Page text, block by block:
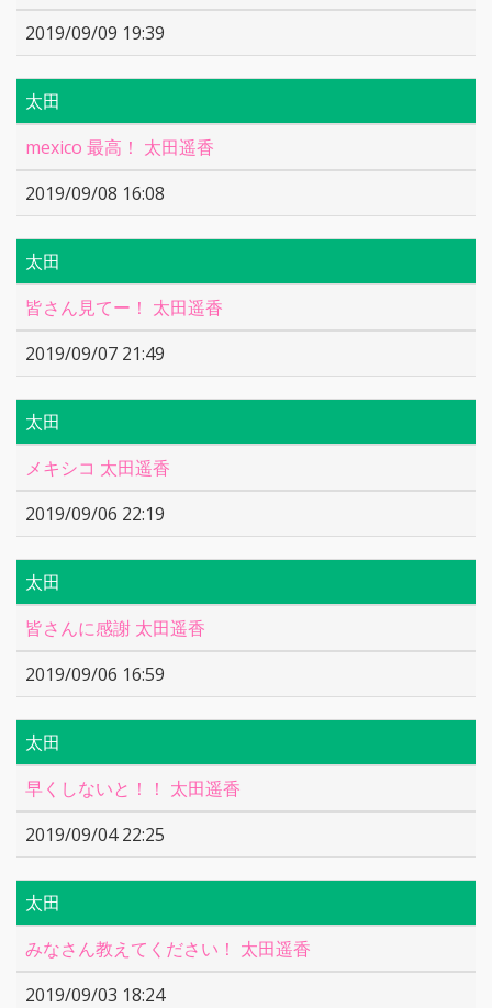
2019/09/09 19:39
太田
mexico 最高！ 太田遥香
2019/09/08 16:08
太田
皆さん見てー！ 太田遥香
2019/09/07 21:49
太田
メキシコ 太田遥香
2019/09/06 22:19
太田
皆さんに感謝 太田遥香
2019/09/06 16:59
太田
早くしないと！！ 太田遥香
2019/09/04 22:25
太田
みなさん教えてください！ 太田遥香
2019/09/03 18:24